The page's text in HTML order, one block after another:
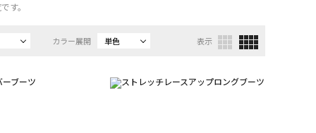
す。
カラー展開 単色 表示